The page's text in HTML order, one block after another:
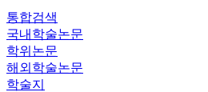
통합검색
국내학술논문
학위논문
해외학술논문
학술지